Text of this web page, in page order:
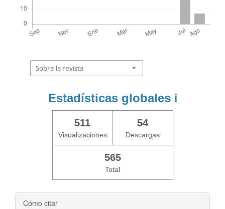
Sobre la revista
Estadísticas globales ℹ️
511
Visualizaciones
54
Descargas
565
Total
Cómo citar